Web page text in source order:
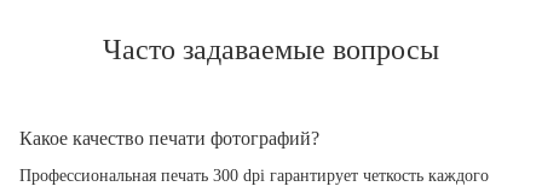
Часто задаваемые вопросы
Какое качество печати фотографий?
Профессиональная печать 300 dpi гарантирует четкость каждого